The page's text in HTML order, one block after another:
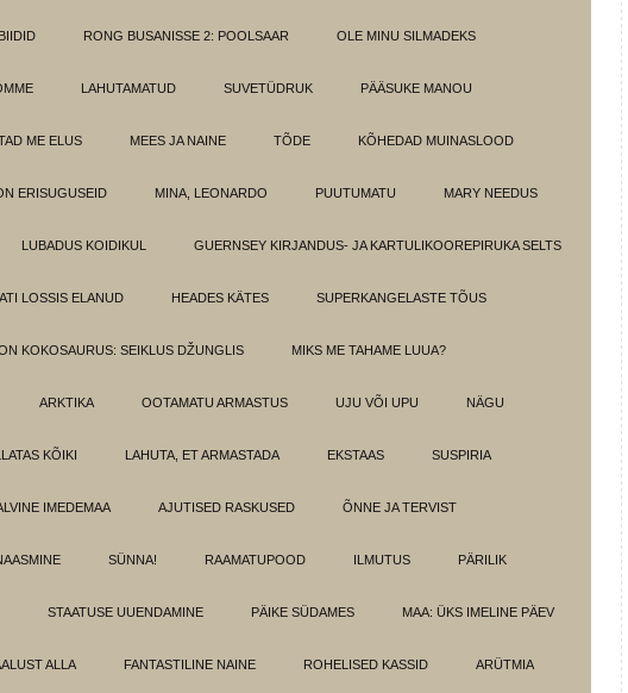
BIIDID RONG BUSANISSE 2: POOLSAAR OLE MINU SILMADEKS
LAHUTAMATUD SUVETÜDRUK PÄÄSUKE MANOU
ME ELUS MEES JA NAINE TÕDE KÕHEDAD MUINASLOOD
ERISUGUSEID MINA, LEONARDO PUUTUMATU MARY NEEDUS
LUBADUS KOIDIKUL GUERNSEY KIRJANDUS- JA KARTULIKOOREPIRUKA SELTS
LOSSIS ELANUD HEADES KÄTES SUPERKANGELASTE TÕUS
KOKOSAURUS: SEIKLUS DŽUNGLIS MIKS ME TAHAME LUUA?
ARKTIKA OOTAMATU ARMASTUS UJU VÕI UPU NÄGU
KÕIKI LAHUTA, ET ARMASTADA EKSTAAS SUSPIRIA
IMEDEMAA AJUTISED RASKUSED ÕNNE JA TERVIST
SÜNNA! RAAMATUPOOD ILMUTUS PÄRILIK
STAATUSE UUENDAMINE PÄIKE SÜDAMES MAA: ÜKS IMELINE PÄEV
ALLA FANTASTILINE NAINE ROHELISED KASSID ARÜTMIA